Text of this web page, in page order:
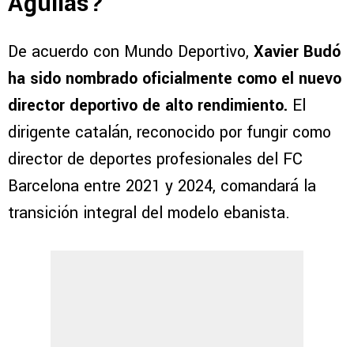
De acuerdo con Mundo Deportivo, Xavier Budó
ha sido nombrado oficialmente como el nuevo
director deportivo de alto rendimiento. El
dirigente catalán, reconocido por fungir como
director de deportes profesionales del FC
Barcelona entre 2021 y 2024, comandará la
transición integral del modelo ebanista.